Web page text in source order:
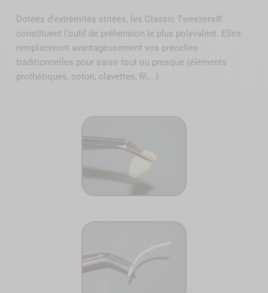
Dotées d'extrémités striées, les Classic Tweezers®
constituent l'outil de préhension le plus polyvalent. Elles
remplaceront avantageusement vos précelles
traditionnelles pour saisir tout ou presque (éléments
prothétiques, coton, clavettes, fil,...).